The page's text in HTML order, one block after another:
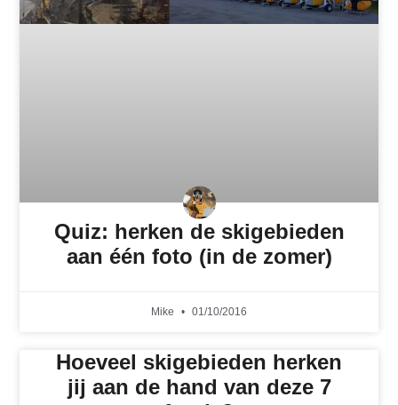
Quiz: herken de skigebieden
aan één foto (in de zomer)
Mike 01/10/2016
Hoeveel skigebieden herken
jij aan de hand van deze 7